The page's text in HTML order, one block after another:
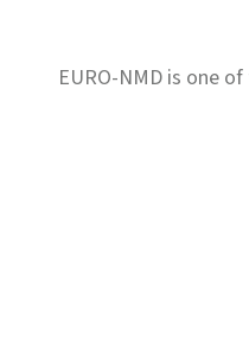
EURO-NMD is one